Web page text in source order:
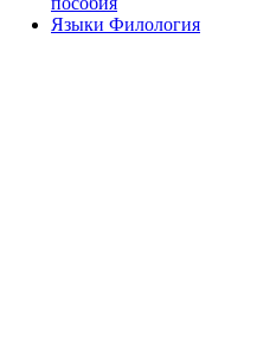
Языки Филология